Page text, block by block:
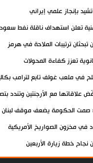
بإنجاز علمي إيراني
تعلن استهداف ناقلة نفط
تبحثان ترتيبات الملاحة في هرمز
تعزز كفاءة المحولات
في ملعب غولف تابع لترامب
علاقاتها مع الأرجنتين وتندد
صمت الحكومة يضعف موقف لبنان
في مخزون الصواريخ الأمريكية
نجاح خطة زيارة الأربعين
جاهزة للدفاع عن سيادتها